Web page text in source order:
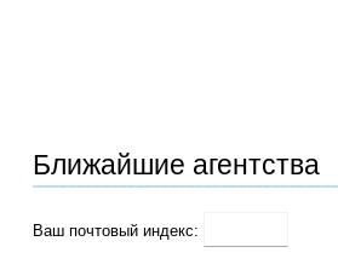
Ближайшие агентства
Ваш почтовый индекс: